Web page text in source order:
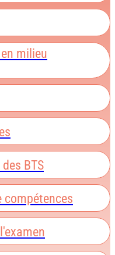
milieu
BTS
compétences